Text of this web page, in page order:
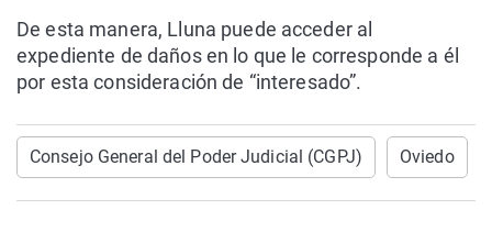
De esta manera, Lluna puede acceder al
expediente de daños en lo que le corresponde a él
por esta consideración de “interesado”.
Consejo General del Poder Judicial (CGPJ) Oviedo